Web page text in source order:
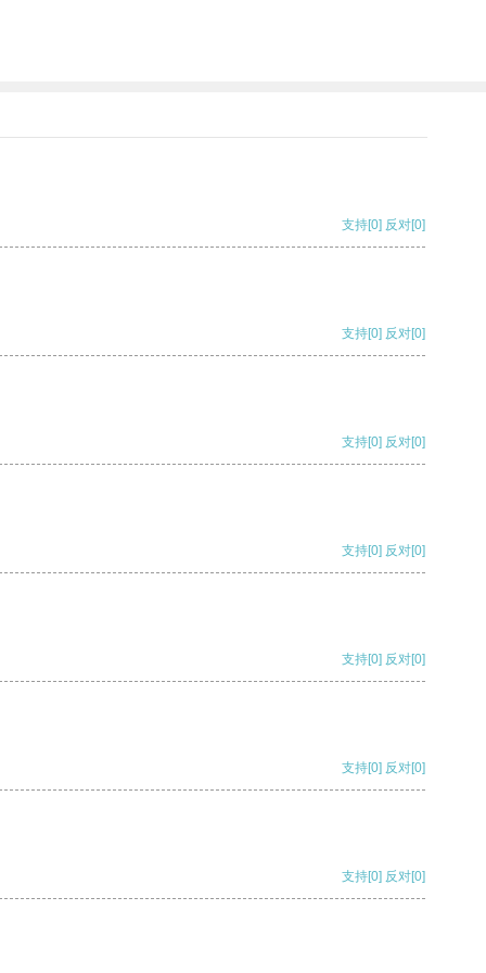
支持[0] 反对[0]
支持[0] 反对[0]
支持[0] 反对[0]
支持[0] 反对[0]
支持[0] 反对[0]
支持[0] 反对[0]
支持[0] 反对[0]